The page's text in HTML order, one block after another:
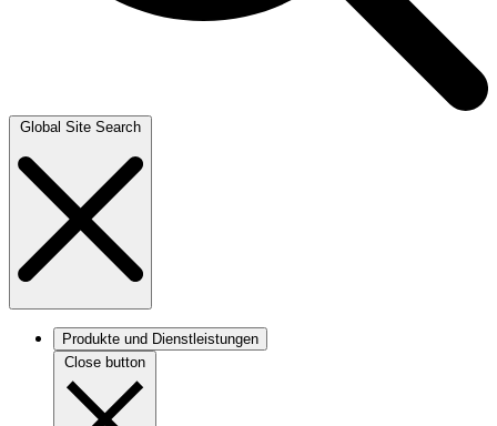
Global Site Search
Produkte und Dienstleistungen
Close button